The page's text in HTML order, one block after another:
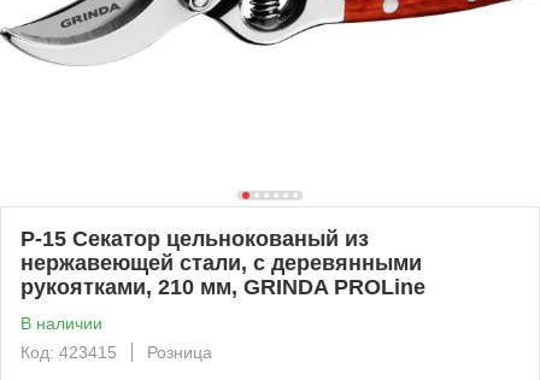
P-15 Секатор цельнокованый из
нержавеющей стали, с деревянными
рукоятками, 210 мм, GRINDA PROLine
В наличии
Код: 423415
Розница